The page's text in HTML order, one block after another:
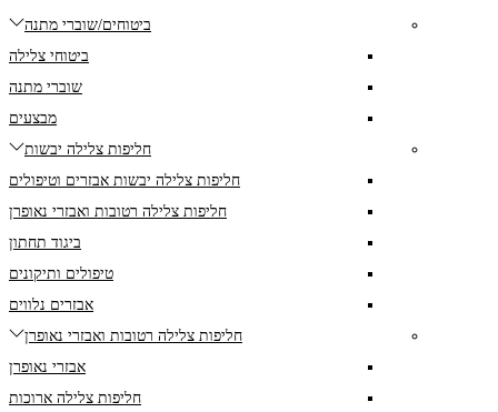
ביטוחים/שוברי מתנה
ביטוחי צלילה
שוברי מתנה
מבצעים
חליפות צלילה יבשות
חליפות צלילה יבשות אבזרים וטיפולים
חליפות צלילה רטובות ואבזרי נאופרן
ביגוד תחתון
טיפולים ותיקונים
אבזרים נלווים
חליפות צלילה רטובות ואבזרי נאופרן
אבזרי נאופרן
חליפות צלילה ארוכות